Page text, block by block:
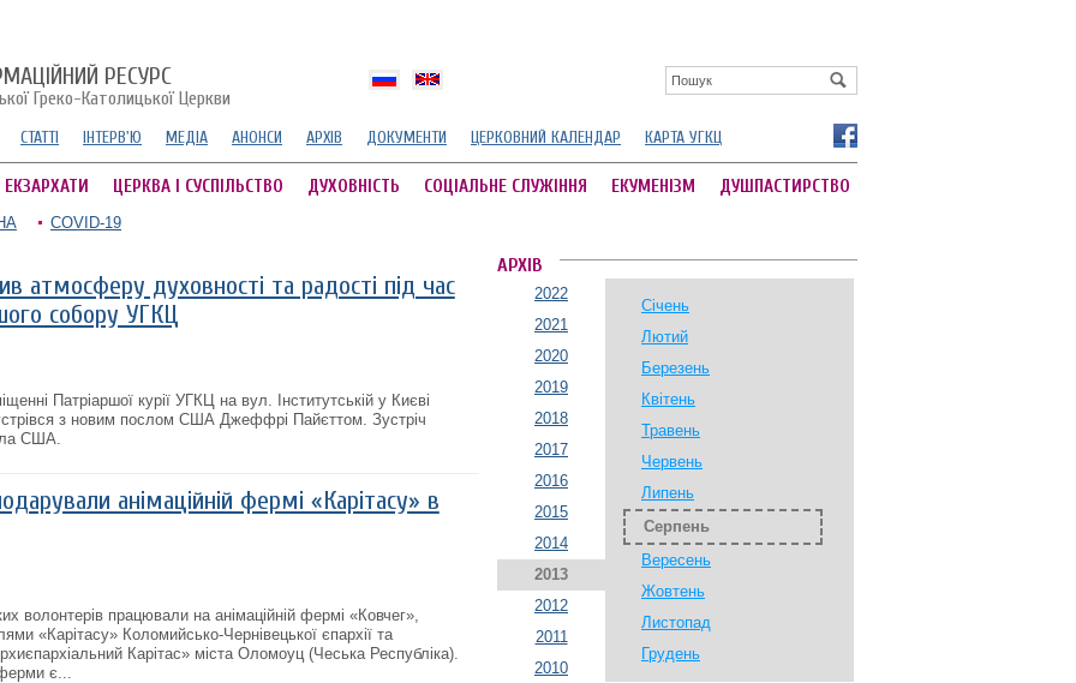
РЕСУРС
Греко-Католицької Церкви
СТАТТІ ІНТЕРВ'Ю МЕДІА АНОНСИ АРХІВ ДОКУМЕНТИ ЦЕРКОВНИЙ КАЛЕНДАР КАРТА УГКЦ
ЕКЗАРХАТИ ЦЕРКВА І СУСПІЛЬСТВО ДУХОВНІСТЬ СОЦІАЛЬНЕ СЛУЖІННЯ ЕКУМЕНІЗМ ДУШПАСТИРСТВО
COVID-19
атмосферу духовності та радості під час
собору УГКЦ
Патріаршої курії УГКЦ на вул. Інститутській у Києві
з новим послом США Джеффрі Пайєттом. Зустріч
США.
анімаційній фермі «Карітасу» в
волонтерів працювали на анімаційній фермі «Ковчег»,
«Карітасу» Коломийсько-Чернівецької єпархії та
Карітас» міста Оломоуц (Чеська Республіка).
є...
АРХІВ
2022
2021
2020
2019
2018
2017
2016
2015
2014
2013
2012
2011
2010
Січень
Лютий
Березень
Квітень
Травень
Червень
Липень
Серпень
Вересень
Жовтень
Листопад
Грудень